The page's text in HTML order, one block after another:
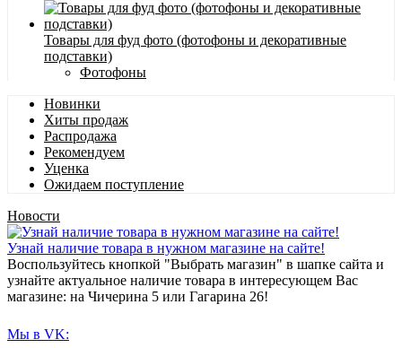
Товары для фуд фото (фотофоны и декоративные
подставки)
Фотофоны
Новинки
Хиты продаж
Распродажа
Рекомендуем
Уценка
Ожидаем поступление
Новости
Узнай наличие товара в нужном магазине на сайте!
Воспользуйтесь кнопкой "Выбрать магазин" в шапке сайта и
узнайте актуальное наличие товара в интересующем Вас
магазине: на Чичерина 5 или Гагарина 26!
Мы в VK: